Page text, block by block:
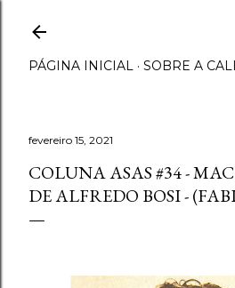
PÁGINA INICIAL SOBRE A
fevereiro 15, 2021
COLUNA ASAS #34 -
DE ALFREDO BOSI -